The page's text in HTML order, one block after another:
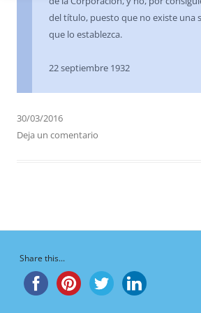
del título, puesto que no existe una
que lo establezca.
22 septiembre 1932
30/03/2016
Deja un comentario
Share this...